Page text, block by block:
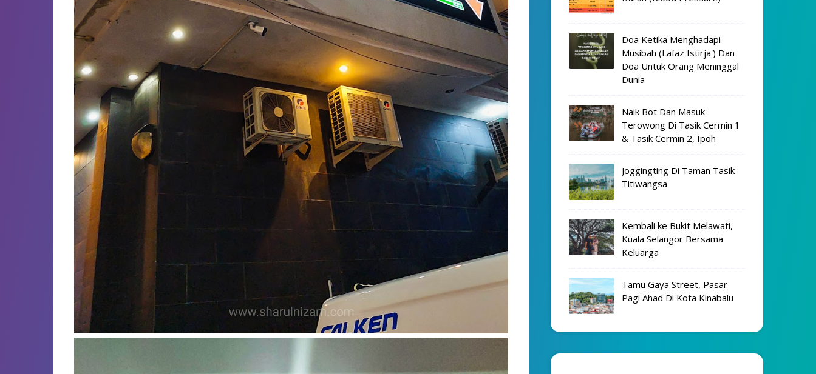
Doa Ketika Menghadapi
Musibah (Lafaz Istirja') Dan
Doa Untuk Orang Meninggal
Dunia
Naik Bot Dan Masuk
Terowong Di Tasik Cermin 1
& Tasik Cermin 2, Ipoh
Joggingting Di Taman Tasik
Titiwangsa
Kembali ke Bukit Melawati,
Kuala Selangor Bersama
Keluarga
Tamu Gaya Street, Pasar
Pagi Ahad Di Kota Kinabalu